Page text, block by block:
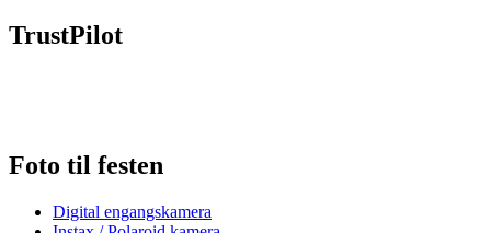
TrustPilot
Foto til festen
Digital engangskamera